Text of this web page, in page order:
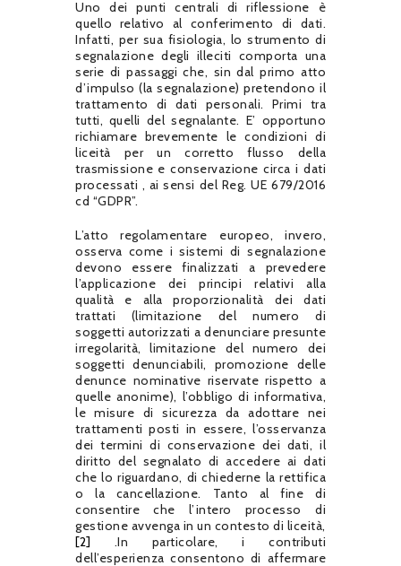
Uno dei punti centrali di riflessione è
quello relativo al conferimento di dati.
Infatti, per sua fisiologia, lo strumento di
segnalazione degli illeciti comporta una
serie di passaggi che, sin dal primo atto
d’impulso (la segnalazione) pretendono il
trattamento di dati personali. Primi tra
tutti, quelli del segnalante. E’ opportuno
richiamare brevemente le condizioni di
liceità per un corretto flusso della
trasmissione e conservazione circa i dati
processati , ai sensi del Reg.UE 679/2016
cd “GDPR”.
L’atto regolamentare europeo, invero,
osserva come i sistemi di segnalazione
devono essere finalizzati a prevedere
l’applicazione dei principi relativi alla
qualità e alla proporzionalità dei dati
trattati (limitazione del numero di
soggetti autorizzati a denunciare presunte
irregolarità, limitazione del numero dei
soggetti denunciabili, promozione delle
denunce nominative riservate rispetto a
quelle anonime), l’obbligo di informativa,
le misure di sicurezza da adottare nei
trattamenti posti in essere, l’osservanza
dei termini di conservazione dei dati, il
diritto del segnalato di accedere ai dati
che lo riguardano, di chiederne la rettifica
o la cancellazione. Tanto al fine di
consentire che l’intero processo di
gestione avvenga in un contesto di liceità,
[2] .In particolare, i contributi
dell’esperienza consentono di affermare